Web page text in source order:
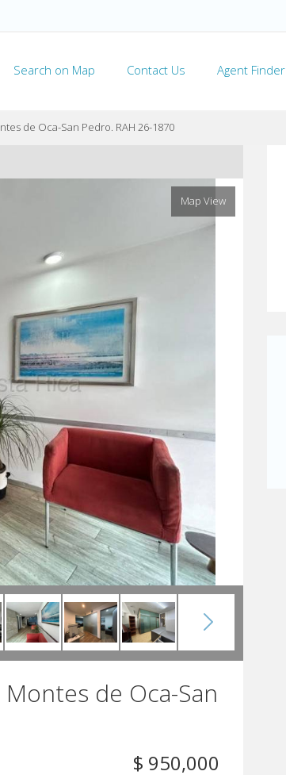
Search on Map Contact Us Agent Finder
de Oca-San Pedro. RAH 26-1870
Map View
de Oca-San
$ 950,000